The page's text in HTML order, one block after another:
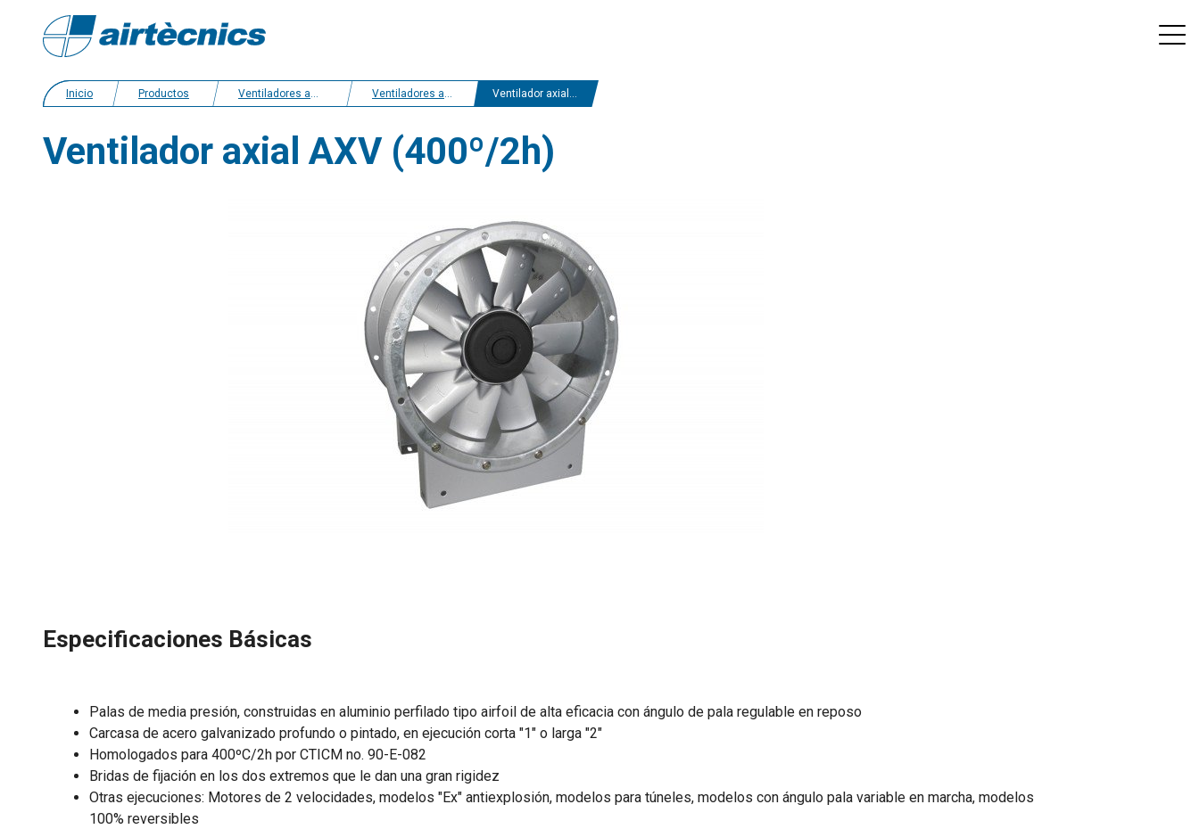
Inicio Productos Ventiladores axiales Ventiladores axiales de pala regulable y 400º/2h Ventilador axial AXV (400º/2h)
Ventilador axial AXV (400º/2h)
Especificaciones Básicas
Palas de media presión, construidas en aluminio perfilado tipo airfoil de alta eficacia con ángulo de pala regulable en reposo
Carcasa de acero galvanizado profundo o pintado, en ejecución corta "1" o larga "2"
Homologados para 400ºC/2h por CTICM no. 90-E-082
Bridas de fijación en los dos extremos que le dan una gran rigidez
Otras ejecuciones: Motores de 2 velocidades, modelos "Ex" antiexplosión, modelos para túneles, modelos con ángulo pala variable en marcha, modelos
100% reversibles